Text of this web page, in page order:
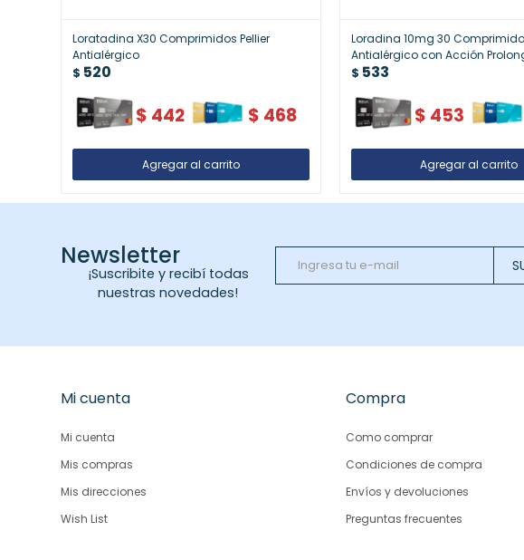
Loratadina X30 Comprimidos Pellier
Antialérgico
$ 520
$ 442 $ 468
Loradina 10mg 30
Antialérgico con Acción
$ 533
$ 453
Newsletter
¡Suscribite y recibí todas
nuestras novedades!
Mi cuenta
Mi cuenta
Mis compras
Mis direcciones
Wish List
Compra
Como comprar
Condiciones de compra
Envíos y devoluciones
Preguntas frecuentes